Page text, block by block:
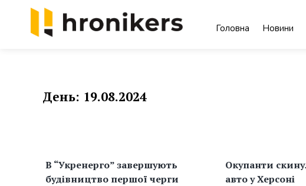
Головна Новини
День: 19.08.2024
В “Укренерго” завершують
будівництво першої черги
Окупанти
авто у Херсоні